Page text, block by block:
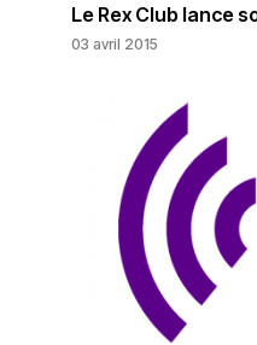
Le Rex Club lance
03 avril 2015